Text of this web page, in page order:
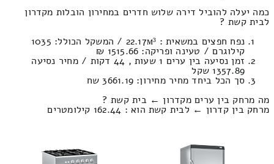
כמה יעלה להוביל דירה שלוש חדרים במחירון הובלות מקדרון
לבית קשת ?
נפח חפצים במשאית : 22.17м³ / המשקל הכולל: 1035
קילוגרם / טעינה ופריקה: 1515.66 ₪
זמן נסיעה בין ערים 1 שעות , 44 דקות / מחיר נסיעה
1357.89 שקל
סך הכל ביחד מחיר מחירון: 3661.19 שח
מה מרחק בין ערים מקדרון ← בית קשת ?
מרחק בין קדרון ← לבית קשת הוא : 162.44 קילומטרים